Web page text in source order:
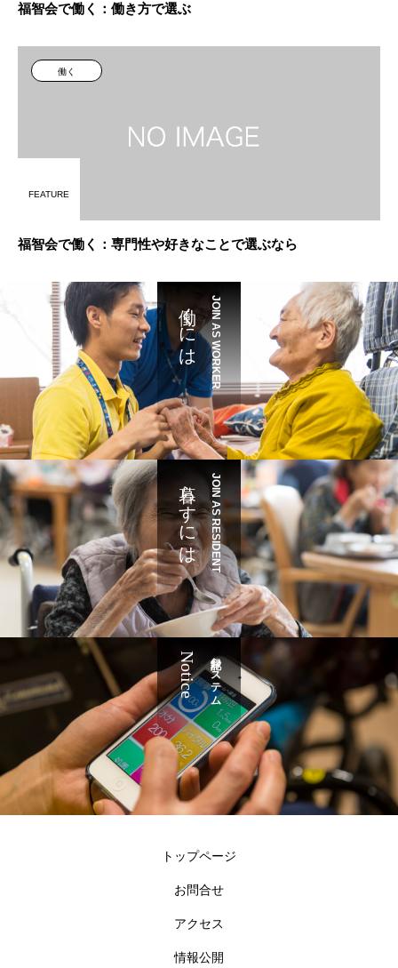
福智会で働く：働き方で選ぶ
働く
FEATURE
福智会で働く：専門性や好きなことで選ぶなら
JOIN AS WORKER
働くには
JOIN AS RESIDENT
暮らすには
記録システム
Notice
トップページ
お問合せ
アクセス
情報公開